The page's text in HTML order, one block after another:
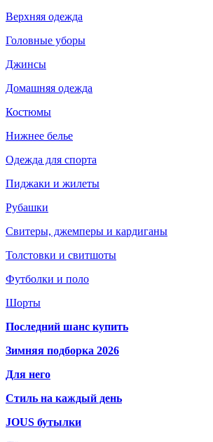
Верхняя одежда
Головные уборы
Джинсы
Домашняя одежда
Костюмы
Нижнее белье
Одежда для спорта
Пиджаки и жилеты
Рубашки
Свитеры, джемперы и кардиганы
Толстовки и свитшоты
Футболки и поло
Шорты
Последний шанс купить
Зимняя подборка 2026
Для него
Стиль на каждый день
JOUS бутылки